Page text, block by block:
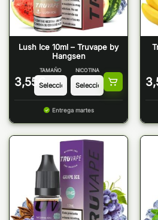
Lush Ice 10ml – Truvape by
Hangsen
3,55 €
TAMAÑO NICOTINA
Entrega martes